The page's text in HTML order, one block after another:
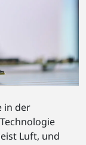
in der
Luft, und